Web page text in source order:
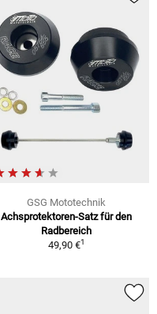
GSG Mototechnik
Achsprotektoren-Satz für den
Radbereich
49,90 €1